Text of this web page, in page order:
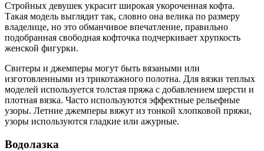
Стройных девушек украсит широкая укороченная кофта.
Такая модель выглядит так, словно она велика по размеру
владелице, но это обманчивое впечатление, правильно
подобранная свободная кофточка подчеркивает хрупкость
женской фигурки.
Свитеры и джемперы могут быть вязаными или
изготовленными из трикотажного полотна. Для вязки теплых
моделей используется толстая пряжа с добавлением шерсти и
плотная вязка. Часто используются эффектные рельефные
узоры. Летние джемперы вяжут из тонкой хлопковой пряжи,
узоры используются гладкие или ажурные.
Водолазка